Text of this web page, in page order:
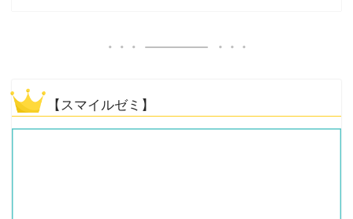
【スマイルゼミ】